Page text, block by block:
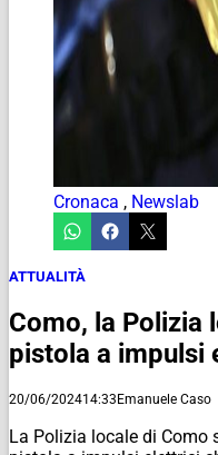
Cronaca , Newslab
ATTUALITÀ
Como, la Polizia
pistola a impulsi
20/06/202414:33Emanuele Caso
La Polizia locale di Como